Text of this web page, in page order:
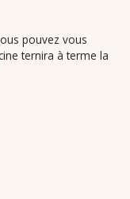
pouvez vous
ternira à terme la